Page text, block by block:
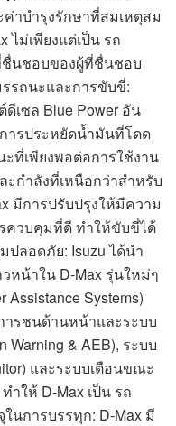
ค่าบำรุงรักษาที่สมเหตุสม
ไม่เพียงแต่เป็น รถ
ชื่นชอบของผู้ที่ชื่นชอบ
รถนะและการขับขี่:
เซล Blue Power อัน
ารประหยัดน้ำมันที่โดด
ะที่เพียงพอต่อการใช้งาน
ะกำลังที่เหนือกว่าสำหรับ
มีการปรับปรุงให้มีความ
ควบคุมที่ดี ทำให้ขับขี่ได้
ลอดภัย: Isuzu ได้นำ
หน้าใน D-Max รุ่นใหม่ๆ
Assistance Systems)
ารชนด้านหน้าและระบบ
Warning & AEB), ระบบ
และระบบเตือนขณะ
ำให้ D-Max เป็น รถ
นการบรรทุก: D-Max มี